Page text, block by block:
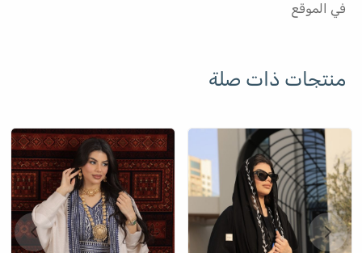
في الموقع
منتجات ذات صلة